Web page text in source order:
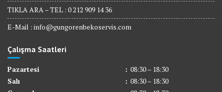
TIKLA ARA – TEL : 0 212 909 14 36
E-Mail : info@gungorenbekoservis.com
Çalışma Saatleri
Pazartesi : 08:30 – 18:30
Salı
: 08:30 – 18:30